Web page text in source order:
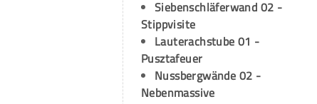
Siebenschläferwand 02 -
Stippvisite
Lauterachstube 01 -
Pusztafeuer
Nussbergwände 02 -
Nebenmassive